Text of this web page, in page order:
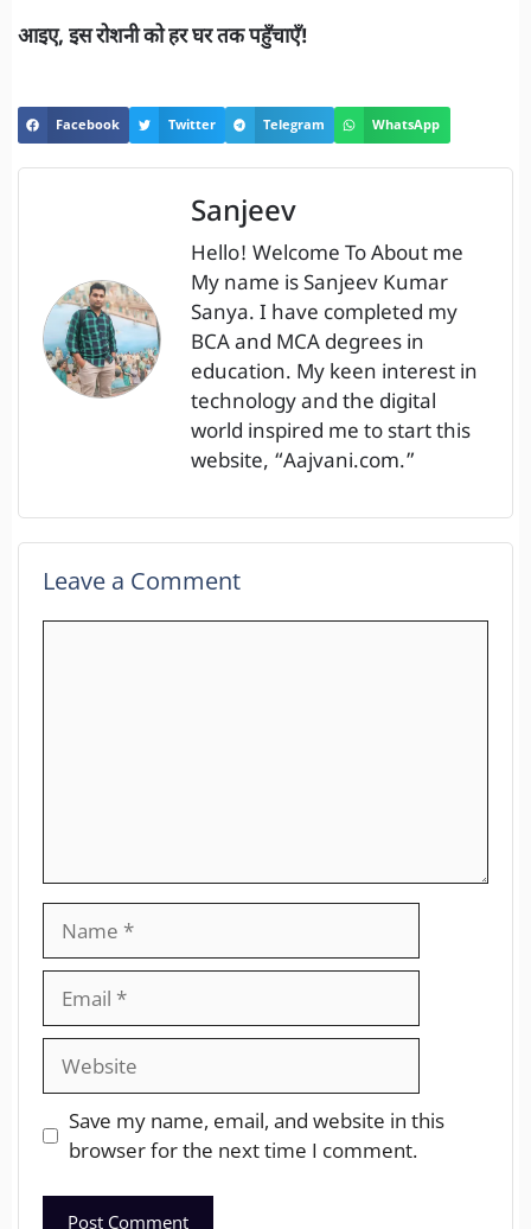
आइए, इस रोशनी को हर घर तक पहुँचाएँ!
Facebook Twitter Telegram WhatsApp
Sanjeev
Hello! Welcome To About me
My name is Sanjeev Kumar
Sanya. I have completed my
BCA and MCA degrees in
education. My keen interest in
technology and the digital
world inspired me to start this
website, “Aajvani.com.”
Leave a Comment
Save my name, email, and website in this
browser for the next time I comment.